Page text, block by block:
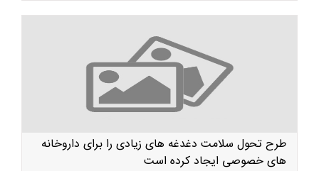
طرح تحول سلامت دغدغه های زیادی را برای داروخانه
های خصوصی ایجاد کرده است